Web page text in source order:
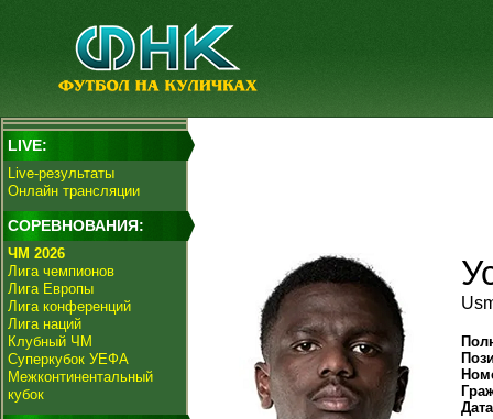
LIVE:
Live-результаты
Онлайн трансляции
СОРЕВНОВАНИЯ:
ЧМ 2026
Лига чемпионов
Лига Европы
Лига конференций
Лига наций
Клубный ЧМ
Суперкубок УЕФА
Межконтинентальный
кубок